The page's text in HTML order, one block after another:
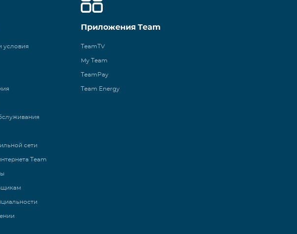
сети
Team
Приложения Team
TeamTV
My Team
TeamPay
Team Energy